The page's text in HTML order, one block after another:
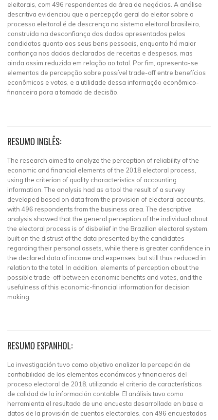
eleitorais, com 496 respondentes da área de negócios. A análise
descritiva evidenciou que a percepção geral do eleitor sobre o
processo eleitoral é de descrença no sistema eleitoral brasileiro,
construída na desconfiança dos dados apresentados pelos
candidatos quanto aos seus bens pessoais, enquanto há maior
confiança nos dados declarados de receitas e despesas, mas
ainda assim reduzida em relação ao total. Por fim, apresenta-se
elementos de percepção sobre possível trade-off entre benefícios
econômicos e votos, e a utilidade dessa informação econômico-
financeira para a tomada de decisão.
RESUMO INGLÊS:
The research aimed to analyze the perception of reliability of the
economic and financial elements of the 2018 electoral process,
using the criterion of quality characteristics of accounting
information. The analysis had as a tool the result of a survey
developed based on data from the provision of electoral accounts,
with 496 respondents from the business area. The descriptive
analysis showed that the general perception of the individual about
the electoral process is of disbelief in the Brazilian electoral system,
built on the distrust of the data presented by the candidates
regarding their personal assets, while there is greater confidence in
the declared data of income and expenses, but still thus reduced in
relation to the total. In addition, elements of perception about the
possible trade-off between economic benefits and votes, and the
usefulness of this economic-financial information for decision
making.
RESUMO ESPANHOL:
La investigación tuvo como objetivo analizar la percepción de
confiabilidad de los elementos económicos y financieros del
proceso electoral de 2018, utilizando el criterio de características
de calidad de la información contable. El análisis tuvo como
herramienta el resultado de una encuesta desarrollada en base a
datos de la provisión de cuentas electorales, con 496 encuestados